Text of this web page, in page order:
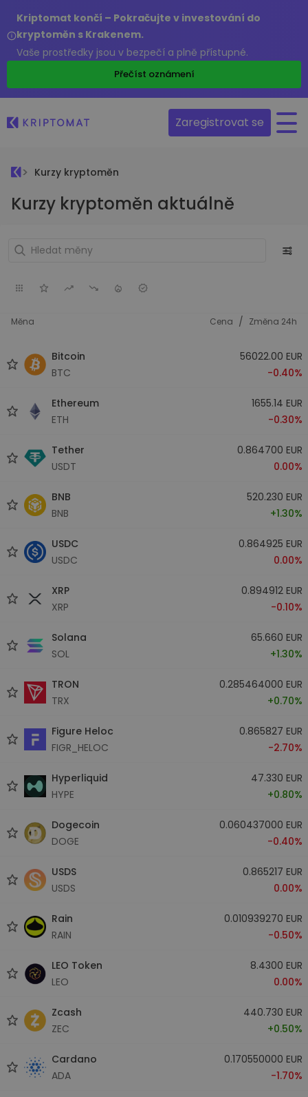
Kriptomat končí – Pokračujte v investování do
kryptoměn s Krakenem.
Vaše prostředky jsou v bezpečí a plně přístupné.
Přečíst oznámení
Zaregistrovat se
Kurzy kryptoměn
Kurzy kryptoměn aktuálně
Měna Cena / Změna 24h
Bitcoin
BTC
56022.00 EUR
-0.40%
Ethereum
ETH
1655.14 EUR
-0.30%
Tether
USDT
0.864700 EUR
0.00%
BNB
BNB
520.230 EUR
+1.30%
USDC
USDC
0.864925 EUR
0.00%
XRP
XRP
0.894912 EUR
-0.10%
Solana
SOL
65.660 EUR
+1.30%
TRON
TRX
0.285464000 EUR
+0.70%
Figure Heloc
FIGR_HELOC
0.865827 EUR
-2.70%
Hyperliquid
HYPE
47.330 EUR
+0.80%
Dogecoin
DOGE
0.060437000 EUR
-0.40%
USDS
USDS
0.865217 EUR
0.00%
Rain
RAIN
0.010939270 EUR
-0.50%
LEO Token
LEO
8.4300 EUR
0.00%
Zcash
ZEC
440.730 EUR
+0.50%
Cardano
ADA
0.170550000 EUR
-1.70%